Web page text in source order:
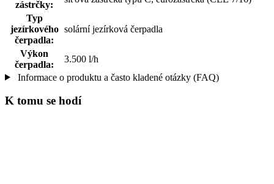
zástrčky:
Typ
jezírkového
čerpadla:
solární jezírková čerpadla
Výkon
čerpadla:
3.500 l/h
Informace o produktu a často kladené otázky (FAQ)
K tomu se hodí